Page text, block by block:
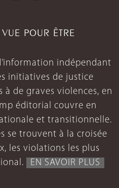
POUR ÊTRE
indépendant
initiatives de justice
à de graves violences, en
éditorial couvre en
et transitionnelle.
se trouvent à la croisée
les violations les plus
EN SAVOIR PLUS